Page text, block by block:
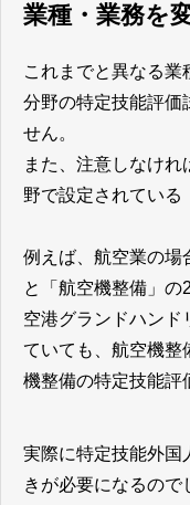
業種・業務を
これまでと異なる業
分野の特定技能評価
せん。
また、注意しなけ
野で設定されている
例えば、航空業の場
と「航空機整備」の
空港グランドハンド
ていても、航空機整
機整備の特定技能評
実際に特定技能外国
きが必要になるので